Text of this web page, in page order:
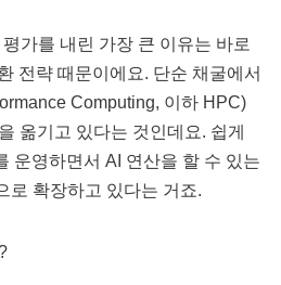
가를 내린 가장 큰 이유는 바로
전략 때문이에요. 단순 채굴에서
Computing, 이하 HPC)
옮기고 있다는 것인데요. 쉽게
운영하면서 AI 연산을 할 수 있는
로 확장하고 있다는 거죠.